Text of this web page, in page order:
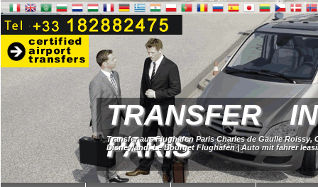
TRANSFER IN
PARIS
Transfer aus Flughäfen Paris Charles de Gaulle Roissy,
Disneyland, Le Bourget Flughäfen | Auto mit fahrer